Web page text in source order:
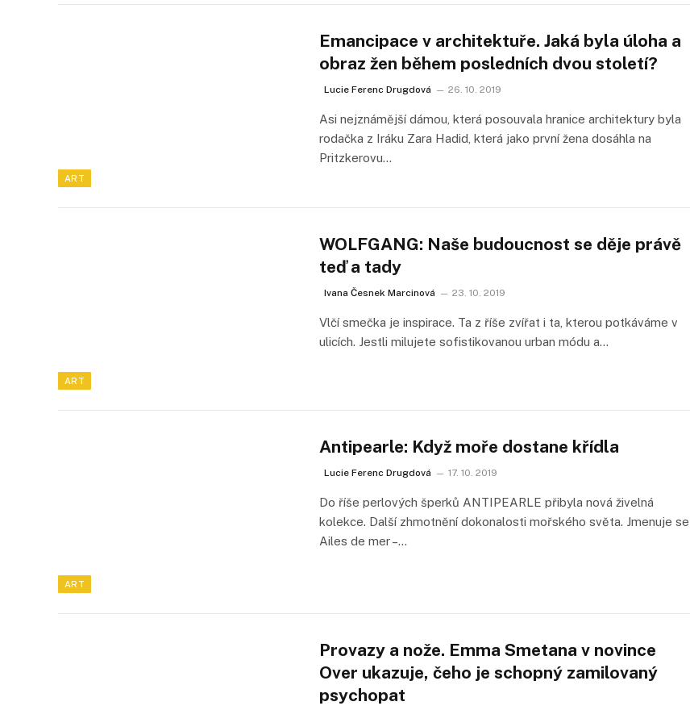
ART
Emancipace v architektuře. Jaká byla úloha a
obraz žen během posledních dvou století?
Lucie Ferenc Drugdová 26. 10. 2019
Asi nejznámější dámou, která posouvala hranice architektury byla
rodačka z Iráku Zara Hadid, která jako první žena dosáhla na
Pritzkerovu…
ART
WOLFGANG: Naše budoucnost se děje právě
teď a tady
Ivana Česnek Marcinová 23. 10. 2019
Vlčí smečka je inspirace. Ta z říše zvířat i ta, kterou potkáváme v
ulicích. Jestli milujete sofistikovanou urban módu a…
ART
Antipearle: Když moře dostane křídla
Lucie Ferenc Drugdová 17. 10. 2019
Do říše perlových šperků ANTIPEARLE přibyla nová živelná
kolekce. Další zhmotnění dokonalosti mořského světa. Jmenuje se
Ailes de mer –…
Provazy a nože. Emma Smetana v novince
Over ukazuje, čeho je schopný zamilovaný
psychopat